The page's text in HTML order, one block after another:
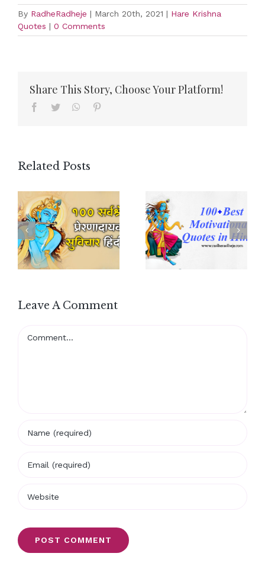
By RadheRadheje | March 20th, 2021 | Hare Krishna
Quotes | 0 Comments
Share This Story, Choose Your Platform!
Facebook
Twitter WhatsApp
Related Posts
Leave A Comment